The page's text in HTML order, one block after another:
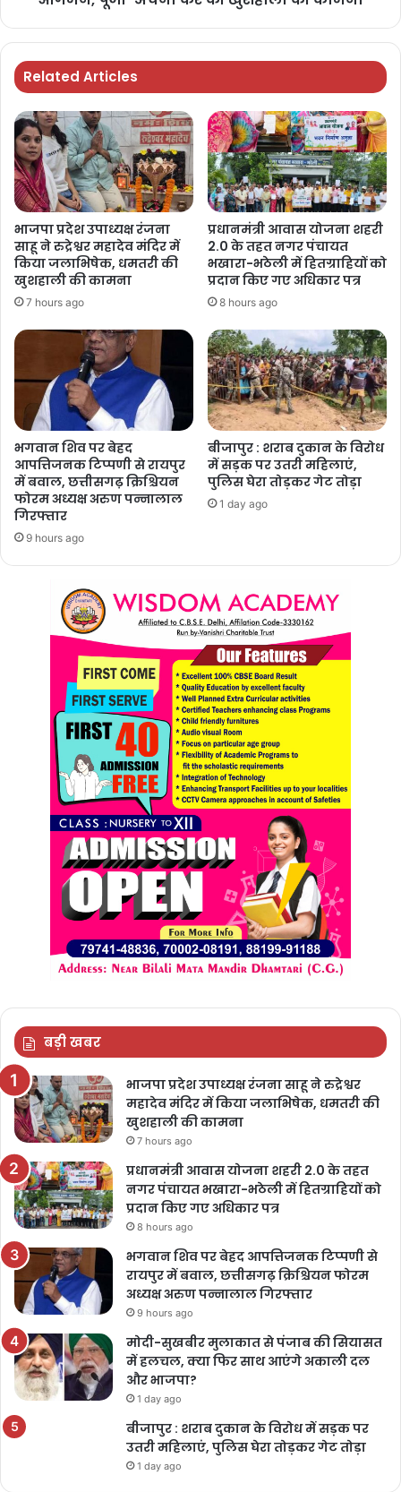
Related Articles
भाजपा प्रदेश उपाध्यक्ष रंजना
साहू ने रुद्रेश्वर महादेव मंदिर में
किया जलाभिषेक, धमतरी की
खुशहाली की कामना
7 hours ago
प्रधानमंत्री आवास योजना शहरी
2.0 के तहत नगर पंचायत
भखारा-भठेली में हितग्राहियों को
प्रदान किए गए अधिकार पत्र
8 hours ago
भगवान शिव पर बेहद
आपत्तिजनक टिप्पणी से रायपुर
में बवाल, छत्तीसगढ़ क्रिश्चियन
फोरम अध्यक्ष अरुण पन्नालाल
गिरफ्तार
9 hours ago
बीजापुर : शराब दुकान के विरोध
में सड़क पर उतरी महिलाएं,
पुलिस घेरा तोड़कर गेट तोड़ा
1 day ago
बड़ी खबर
भाजपा प्रदेश उपाध्यक्ष रंजना साहू ने रुद्रेश्वर
महादेव मंदिर में किया जलाभिषेक, धमतरी की
खुशहाली की कामना
7 hours ago
प्रधानमंत्री आवास योजना शहरी 2.0 के तहत
नगर पंचायत भखारा-भठेली में हितग्राहियों को
प्रदान किए गए अधिकार पत्र
8 hours ago
भगवान शिव पर बेहद आपत्तिजनक टिप्पणी से
रायपुर में बवाल, छत्तीसगढ़ क्रिश्चियन फोरम
अध्यक्ष अरुण पन्नालाल गिरफ्तार
9 hours ago
मोदी-सुखबीर मुलाकात से पंजाब की सियासत
में हलचल, क्या फिर साथ आएंगे अकाली दल
और भाजपा?
1 day ago
बीजापुर : शराब दुकान के विरोध में सड़क पर
उतरी महिलाएं, पुलिस घेरा तोड़कर गेट तोड़ा
1 day ago